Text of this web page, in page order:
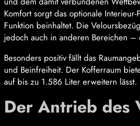
Komfort sorgt das optionale
Funktion beinhaltet. Die
jedoch auch in anderen Bereichen
Besonders positiv fällt das
und Beinfreiheit. Der Kofferraum
auf bis zu 1.586 Liter erweitern
Der Antrieb des